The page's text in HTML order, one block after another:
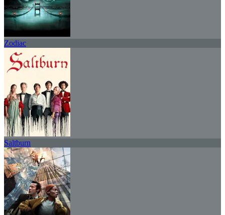
Zodiac
Saltburn